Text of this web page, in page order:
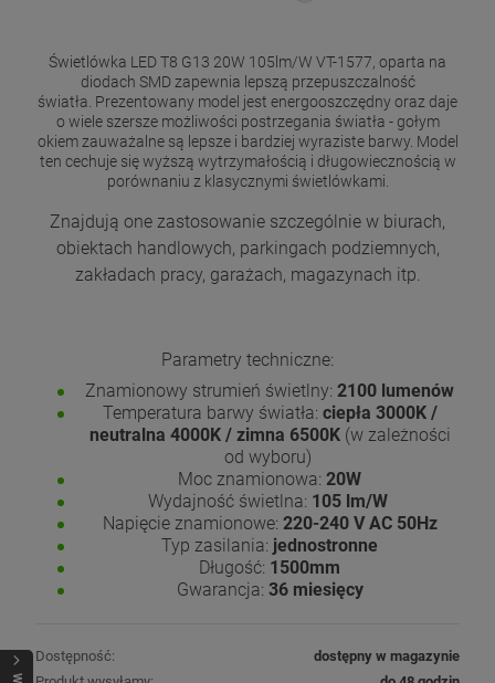
Świetlówka LED T8 G13 20W 105lm/W VT-1577, oparta na
diodach SMD zapewnia lepszą przepuszczalność
światła. Prezentowany model jest energooszczędny oraz daje
o wiele szersze możliwości postrzegania światła - gołym
okiem zauważalne są lepsze i bardziej wyraziste barwy. Model
ten cechuje się wyższą wytrzymałością i długowiecznością w
porównaniu z klasycznymi świetlówkami.
Znajdują one zastosowanie szczególnie w biurach,
obiektach handlowych, parkingach podziemnych,
zakładach pracy, garażach, magazynach itp.
Parametry techniczne:
Znamionowy strumień świetlny: 2100 lumenów
Temperatura barwy światła: ciepła 3000K /
neutralna 4000K / zimna 6500K (w zależności
od wyboru)
Moc znamionowa: 20W
Wydajność świetlna: 105 lm/W
Napięcie znamionowe: 220-240 V AC 50Hz
Typ zasilania: jednostronne
Długość: 1500mm
Gwarancja: 36 miesięcy
Dostępność:
dostępny w magazynie